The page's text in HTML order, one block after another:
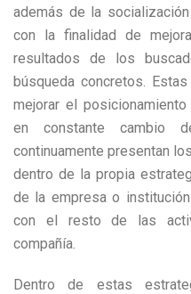
además de la
con la finalidad de
resultados de los
búsqueda concretos.
mejorar el
en constante cambio
continuamente presentan
dentro de la propia
de la empresa o
con el resto de las
compañía.
Dentro de estas